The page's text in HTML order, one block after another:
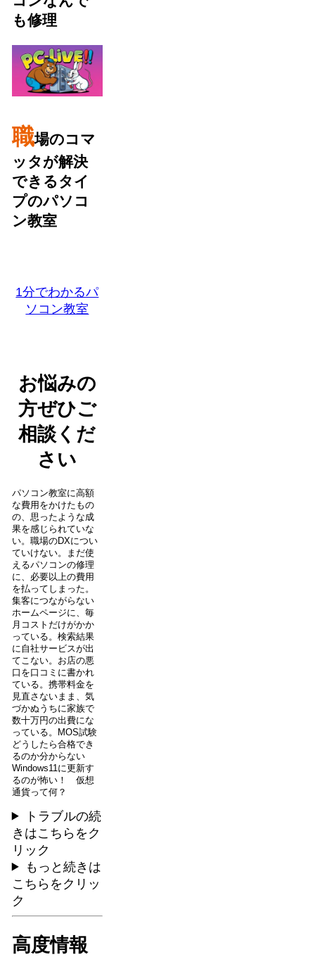
も修理
職場のコマ
ッタが解決
できるタイ
プのパソコ
ン教室
1分でわかるパ
ソコン教室
お悩みの
方ぜひご
相談くだ
さい
パソコン教室に高額
な費用をかけたもの
の、思ったような成
果を感じられていな
い。職場のDXについ
ていけない。まだ使
えるパソコンの修理
に、必要以上の費用
を払ってしまった。
集客につながらない
ホームページに、毎
月コストだけがかか
っている。検索結果
に自社サービスが出
てこない。お店の悪
口を口コミに書かれ
ている。携帯料金を
見直さないまま、気
づかぬうちに家族で
数十万円の出費にな
っている。MOS試験
どうしたら合格でき
るのか分からない
Windows11に更新す
るのが怖い！ 仮想
通貨って何？
トラブルの続
きはこちらをク
リック
もっと続きは
こちらをクリッ
ク
高度情報